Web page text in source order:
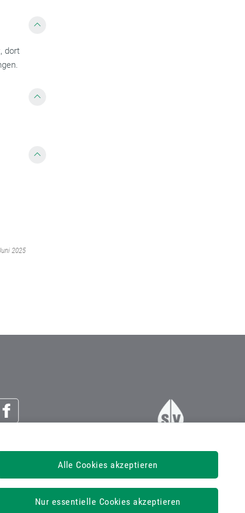
Alle Cookies akzeptieren
Nur essentielle Cookies akzeptieren
dort
2025
Österreichische Sozialversicherung
Dachverband der Sozialversicherungsträger